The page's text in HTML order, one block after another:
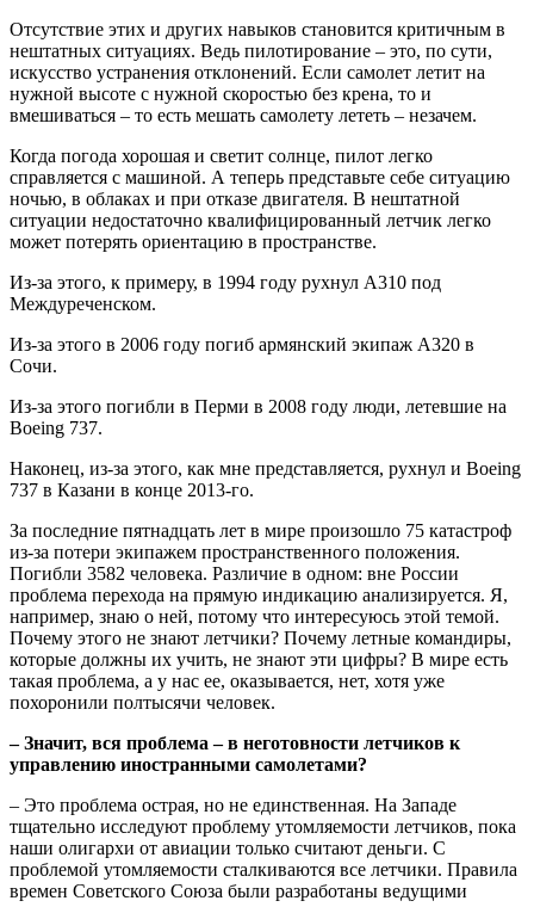
Отсутствие этих и других навыков становится критичным в
нештатных ситуациях. Ведь пилотирование – это, по сути,
искусство устранения отклонений. Если самолет летит на
нужной высоте с нужной скоростью без крена, то и
вмешиваться – то есть мешать самолету лететь – незачем.
Когда погода хорошая и светит солнце, пилот легко
справляется с машиной. А теперь представьте себе ситуацию
ночью, в облаках и при отказе двигателя. В нештатной
ситуации недостаточно квалифицированный летчик легко
может потерять ориентацию в пространстве.
Из-за этого, к примеру, в 1994 году рухнул А310 под
Междуреченском.
Из-за этого в 2006 году погиб армянский экипаж A320 в
Сочи.
Из-за этого погибли в Перми в 2008 году люди, летевшие на
Boeing 737.
Наконец, из-за этого, как мне представляется, рухнул и Boeing
737 в Казани в конце 2013-го.
За последние пятнадцать лет в мире произошло 75 катастроф
из-за потери экипажем пространственного положения.
Погибли 3582 человека. Различие в одном: вне России
проблема перехода на прямую индикацию анализируется. Я,
например, знаю о ней, потому что интересуюсь этой темой.
Почему этого не знают летчики? Почему летные командиры,
которые должны их учить, не знают эти цифры? В мире есть
такая проблема, а у нас ее, оказывается, нет, хотя уже
похоронили полтысячи человек.
– Значит, вся проблема – в неготовности летчиков к
управлению иностранными самолетами?
– Это проблема острая, но не единственная. На Западе
тщательно исследуют проблему утомляемости летчиков, пока
наши олигархи от авиации только считают деньги. С
проблемой утомляемости сталкиваются все летчики. Правила
времен Советского Союза были разработаны ведущими